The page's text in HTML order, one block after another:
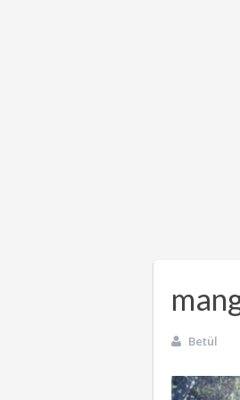
Betül